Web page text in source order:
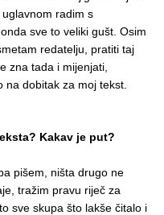
radim s
sve to veliki gušt. Osim
redatelju, pratiti taj
zna tada i mijenjati,
na dobitak za moj tekst.
Kakav je put?
pišem, ništa drugo ne
tražim pravu riječ za
sve skupa što lakše čitalo i